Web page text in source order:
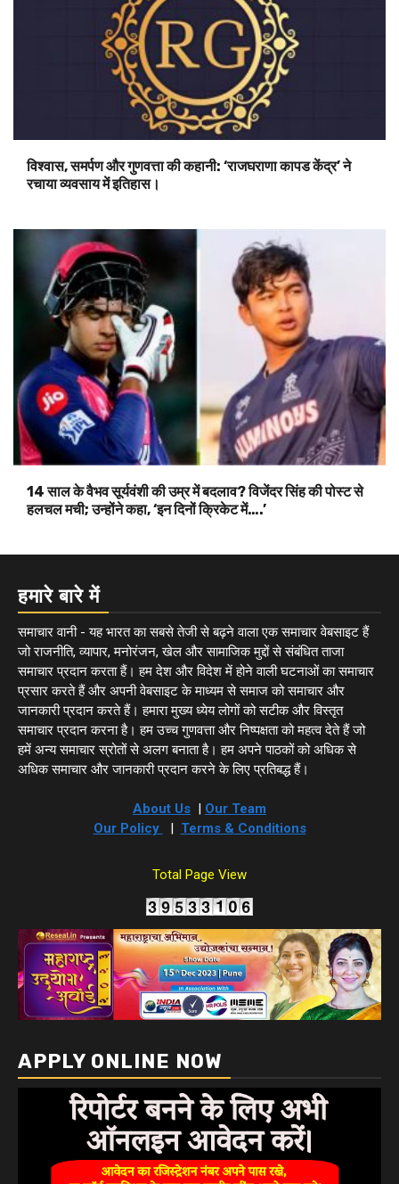
विश्वास, समर्पण और गुणवत्ता की कहानी: ‘राजघराणा कापड केंद्र’ ने
रचाया व्यवसाय में इतिहास।
14 साल के वैभव सूर्यवंशी की उम्र में बदलाव? विजेंदर सिंह की पोस्ट से
हलचल मची; उन्होंने कहा, ‘इन दिनों क्रिकेट में….’
हमारे बारे में
समाचार वानी - यह भारत का सबसे तेजी से बढ़ने वाला एक समाचार वेबसाइट हैं
जो राजनीति, व्यापार, मनोरंजन, खेल और सामाजिक मुद्दों से संबंधित ताजा
समाचार प्रदान करता हैं। हम देश और विदेश में होने वाली घटनाओं का समाचार
प्रसार करते हैं और अपनी वेबसाइट के माध्यम से समाज को समाचार और
जानकारी प्रदान करते हैं। हमारा मुख्य ध्येय लोगों को सटीक और विस्तृत
समाचार प्रदान करना है। हम उच्च गुणवत्ता और निष्पक्षता को महत्व देते हैं जो
हमें अन्य समाचार स्रोतों से अलग बनाता है। हम अपने पाठकों को अधिक से
अधिक समाचार और जानकारी प्रदान करने के लिए प्रतिबद्ध हैं।
About Us | Our Team
Our Policy
| Terms & Conditions
Total Page View
APPLY ONLINE NOW